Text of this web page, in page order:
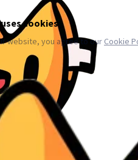
то количество,
Вас возникают проблемы с
fbstore.ru в свою очередь,
в случае уничтожения,
прав третьих лиц. Весь товар
Мы уважаем закон и
аккаунт в вк, биржа